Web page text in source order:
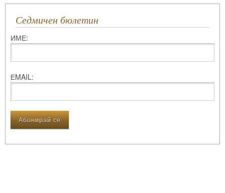
Седмичен бюлетин
ИМЕ:
ЕMAIL: